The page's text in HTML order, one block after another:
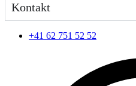
Kontakt
+41 62 751 52 52